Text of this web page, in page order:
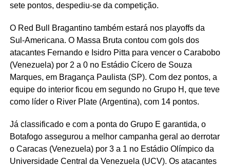
sete pontos, despediu-se da competição.
O Red Bull Bragantino também estará nos playoffs da
Sul-Americana. O Massa Bruta contou com gols dos
atacantes Fernando e Isidro Pitta para vencer o Carabobo
(Venezuela) por 2 a 0 no Estádio Cícero de Souza
Marques, em Bragança Paulista (SP). Com dez pontos, a
equipe do interior ficou em segundo no Grupo H, que teve
como líder o River Plate (Argentina), com 14 pontos.
Já classificado e com a ponta do Grupo E garantida, o
Botafogo assegurou a melhor campanha geral ao derrotar
o Caracas (Venezuela) por 3 a 1 no Estádio Olímpico da
Universidade Central da Venezuela (UCV). Os atacantes